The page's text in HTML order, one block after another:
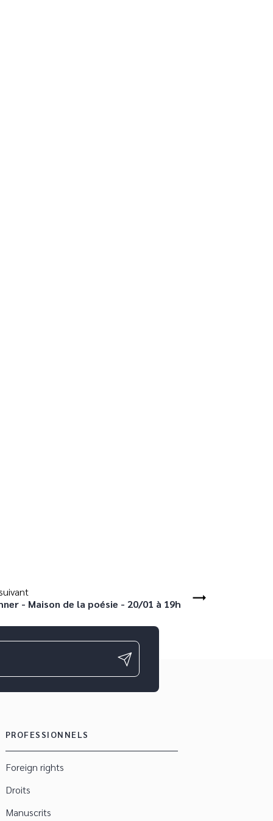
- Maison de la poésie - 20/01 à 19h
PROFESSIONNELS
Foreign rights
Droits
Manuscrits